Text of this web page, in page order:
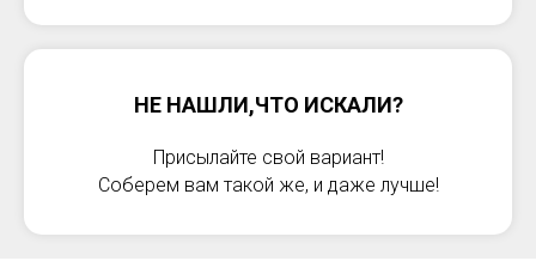
НЕ НАШЛИ,ЧТО ИСКАЛИ?
Присылайте свой вариант!
Соберем вам такой же, и даже лучше!